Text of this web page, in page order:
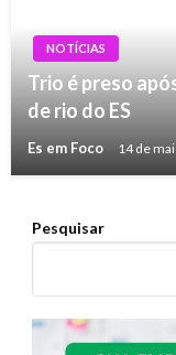
NOTÍCIAS
Trio é preso
de rio do ES
Es em Foco 14 de
Pesquisar